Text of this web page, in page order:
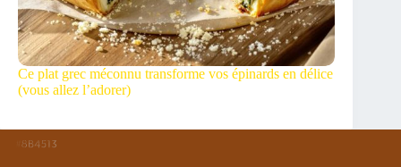
Ce plat grec méconnu transforme vos épinards en délice
(vous allez l’adorer)